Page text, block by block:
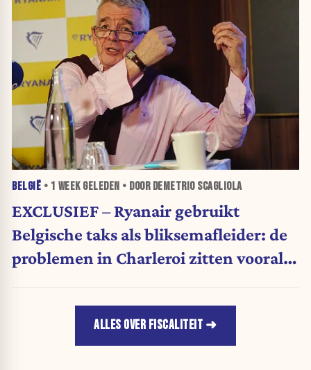
BELGIË • 1 WEEKGELEDEN • DOOR DEMETRIO SCAGLIOLA
EXCLUSIEF – Ryanair gebruikt
Belgische taks als bliksemafleider: de
problemen in Charleroi zitten vooral
ALLES OVER FISCALITEIT